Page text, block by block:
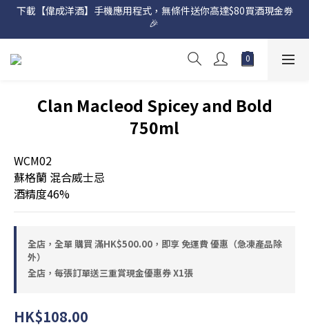
網店購滿 $500 即享免費送貨服務📦
下載【偉成洋酒】手機應用程式，無條件送你高達$80買酒現金劵
🎉
網店購滿 $500 即享免費送貨服務📦
Clan Macleod Spicey and Bold
750ml
WCM02
蘇格蘭 混合威士忌
酒精度46%
全店，全單 購買 滿HK$500.00，即享 免運費 優惠（急凍產品除
外）
全店，每張訂單送三重賞現金優惠券 X1張
HK$108.00